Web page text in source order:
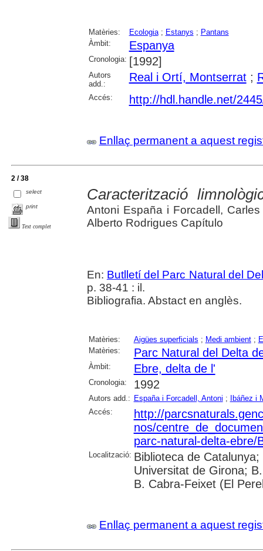
Matèries: Ecologia; Estanys ; Pantans
Àmbit:
Espanya
Cronologia: [1992]
Autors
add.:
Real i Ortí, Montserrat;
Accés: http://hdl.handle.net/
Enllaç permanent a aquest
2 / 38
select
print
Text complet
Caracterització
Antoni España i Forcadell,
Alberto Rodrigues Capítulo
En: Butlletí del Parc Natural del
p. 38-41 : il.
Bibliografia. Abstact en anglès.
Matèries: Aigües superficials ; Medi ambient;
Matèries:
Parc Natural del Delta
Àmbit: Ebre, delta de l'
Cronologia: 1992
Autors add.: España i Forcadell, Antoni ;
Ibáñez i
Accés:
http://
nos/
parc-natural-delta-ebre/
Localització: Biblioteca de
Universitat de Girona;
B. Cabra-Feixet (El
Enllaç permanent a aquest